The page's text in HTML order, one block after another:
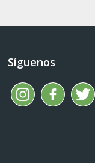
Síguenos